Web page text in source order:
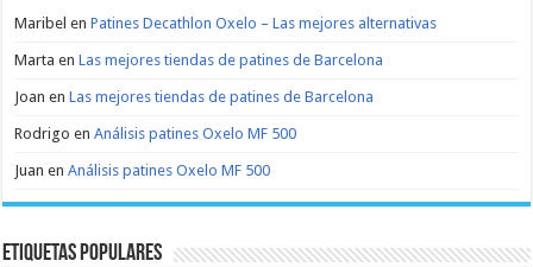
Maribel enPatines Decathlon Oxelo – Las mejores alternativas
Marta enLas mejores tiendas de patines de Barcelona
Joan enLas mejores tiendas de patines de Barcelona
Rodrigo enAnálisis patines Oxelo MF 500
Juan enAnálisis patines Oxelo MF 500
Etiquetas populares